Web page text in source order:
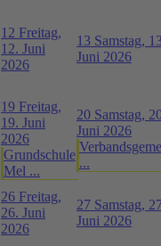
12 Freitag,
12. Juni
2026
13 Samstag,
Juni 2026
19 Freitag,
19. Juni
2026
Grundschule
Mel ...
20 Samstag,
Juni 2026
...
26 Freitag,
26. Juni
2026
27 Samstag,
Juni 2026